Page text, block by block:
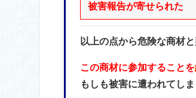
被害報告が寄せられた
以上の点から危険な商材と
この商材に参加することを
もしも被害に遭われてし